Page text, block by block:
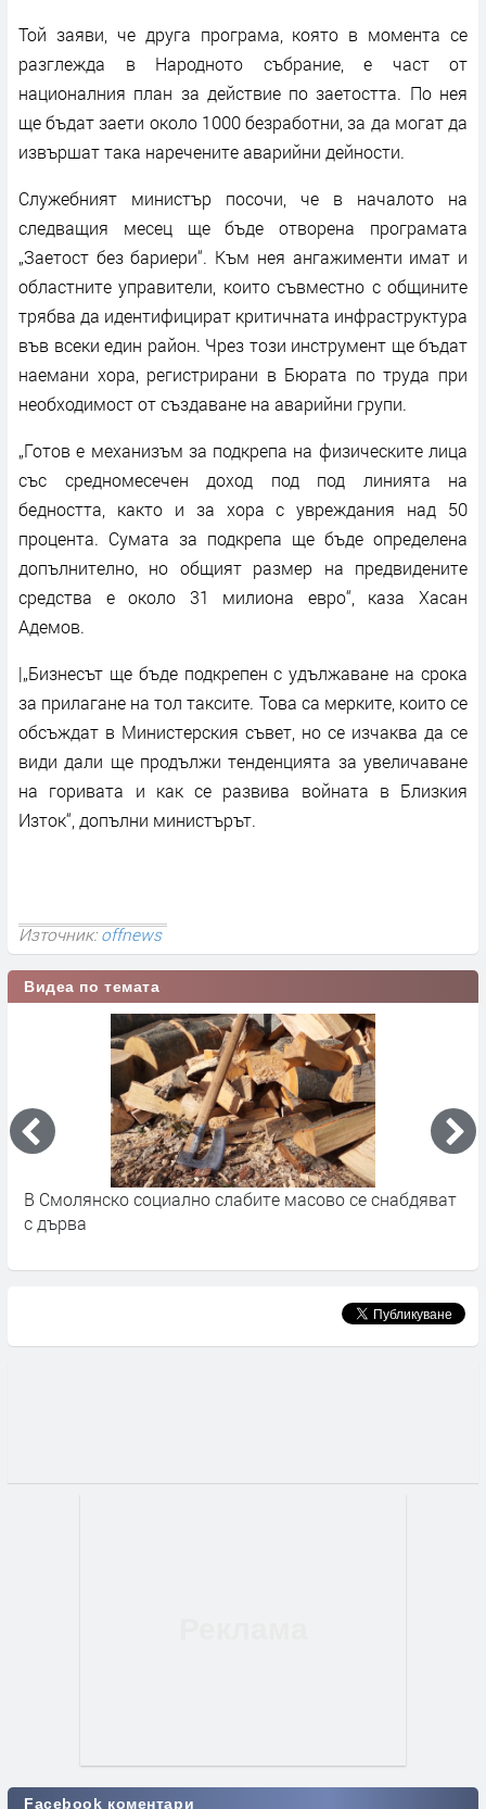
Той заяви, че друга програма, която в момента се
разглежда в Народното събрание, е част от
националния план за действие по заетостта. По нея
ще бъдат заети около 1000 безработни, за да могат да
извършат така наречените аварийни дейности.
Служебният министър посочи, че в началото на
следващия месец ще бъде отворена програмата
„Заетост без бариери“. Към нея ангажименти имат и
областните управители, които съвместно с общините
трябва да идентифицират критичната инфраструктура
във всеки един район. Чрез този инструмент ще бъдат
наемани хора, регистрирани в Бюрата по труда при
необходимост от създаване на аварийни групи.
„Готов е механизъм за подкрепа на физическите лица
със средномесечен доход под под линията на
бедността, както и за хора с увреждания над 50
процента. Сумата за подкрепа ще бъде определена
допълнително, но общият размер на предвидените
средства е около 31 милиона евро“, каза Хасан
Адемов.
|„Бизнесът ще бъде подкрепен с удължаване на срока
за прилагане на тол таксите. Това са мерките, които се
обсъждат в Министерския съвет, но се изчаква да се
види дали ще продължи тенденцията за увеличаване
на горивата и как се развива войната в Близкия
Изток“, допълни министърът.
Източник:offnews
Видеа по темата
В Смолянско социално слабите масово се снабдяват
с дърва
Facebook коментари